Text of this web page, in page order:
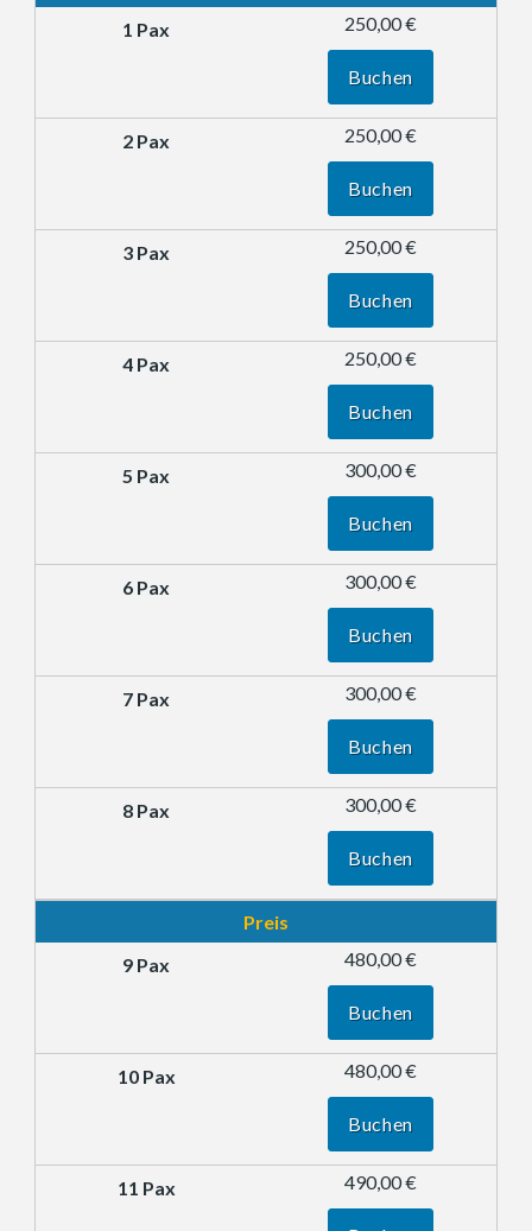
250,00 €
Buchen
250,00 €
Buchen
250,00 €
Buchen
250,00 €
Buchen
300,00 €
Buchen
300,00 €
Buchen
300,00 €
Buchen
300,00 €
Buchen
Preis
480,00 €
Buchen
480,00 €
Buchen
490,00 €